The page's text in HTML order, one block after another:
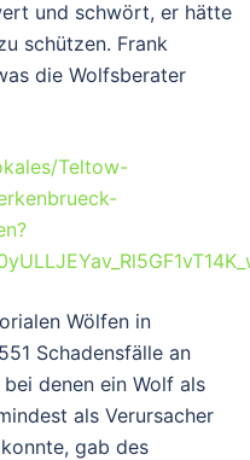
und schwört, er hätte
schützen. Frank
die Wolfsberater
Teltow-
Wölfen in
Schadensfälle an
denen ein Wolf als
als Verursacher
gab des